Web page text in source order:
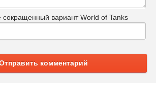
вариант World of Tanks
комментарий